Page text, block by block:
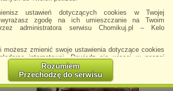
ustawień dotyczących cookies w Twojej
wyrażasz zgodę na ich umieszczanie na Twoim
administratora serwisu Chomikuj.pl – Kelo
możesz zmienić swoje ustawienia dotyczące cookies
internetowej. Dowiedz się więcej w naszej
http://chomikuj.pl/PolitykaPrywatnosci.aspx
informujemy że zmiana ustawień przeglądarki może
korzystania ze strony Chomikuj.pl.
Rozumiem
Przechodzę do serwisu